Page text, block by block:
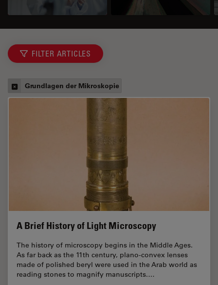
FILTER ARTICLES
Grundlagen der Mikroskopie
A Brief History of Light Microscopy
The history of microscopy begins in the Middle Ages.
As far back as the 11th century, plano-convex lenses
made of polished beryl were used in the Arab world as
reading stones to magnify manuscripts.…